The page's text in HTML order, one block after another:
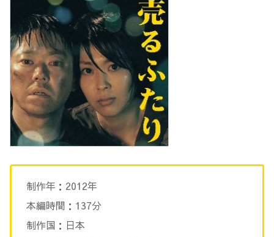
制作年：2012年
本編時間：137分
制作国：日本